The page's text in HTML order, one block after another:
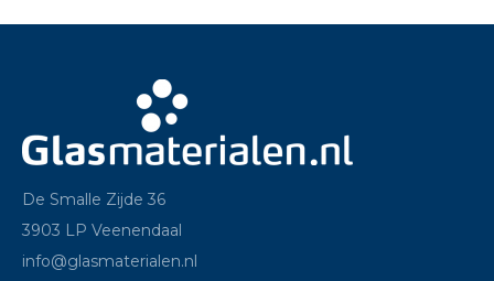
De Smalle Zijde 36
3903 LP Veenendaal
info@glasmaterialen.nl